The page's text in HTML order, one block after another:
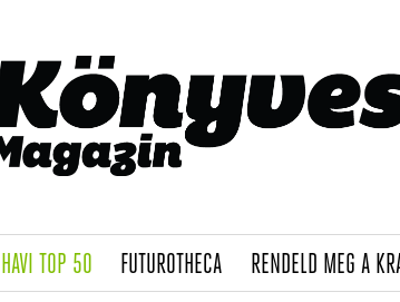
HAVI TOP 50(CURRENT)
FUTUROTHECA(CURRENT)
RENDELD MEG A